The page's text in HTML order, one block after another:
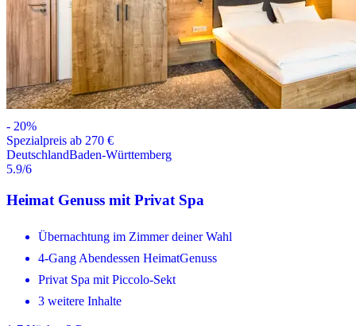
- 20%
Spezialpreis ab 270 €
DeutschlandBaden-Württemberg
5.9/6
Heimat Genuss mit Privat Spa
Übernachtung im Zimmer deiner Wahl
4-Gang Abendessen HeimatGenuss
Privat Spa mit Piccolo-Sekt
3 weitere Inhalte